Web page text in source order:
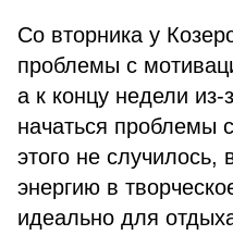
Со вторника у
проблемы с
а к концу недели
начаться проблемы
этого не случилось,
энергию в
идеально для